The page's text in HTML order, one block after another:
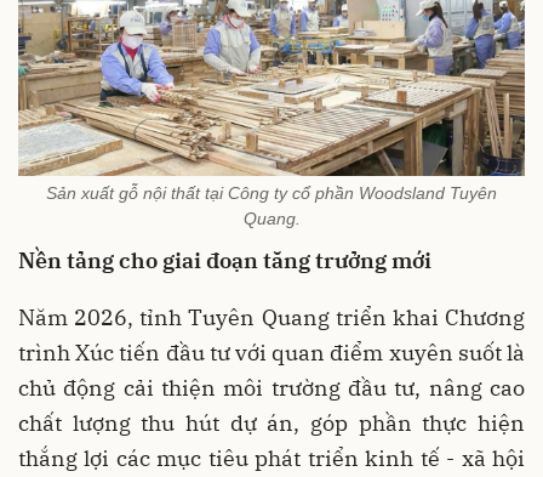
Sản xuất gỗ nội thất tại Công ty cổ phần Woodsland Tuyên
Quang.
Nền tảng cho giai đoạn tăng trưởng mới
Năm 2026, tỉnh Tuyên Quang triển khai Chương
trình Xúc tiến đầu tư với quan điểm xuyên suốt là
chủ động cải thiện môi trường đầu tư, nâng cao
chất lượng thu hút dự án, góp phần thực hiện
thắng lợi các mục tiêu phát triển kinh tế - xã hội